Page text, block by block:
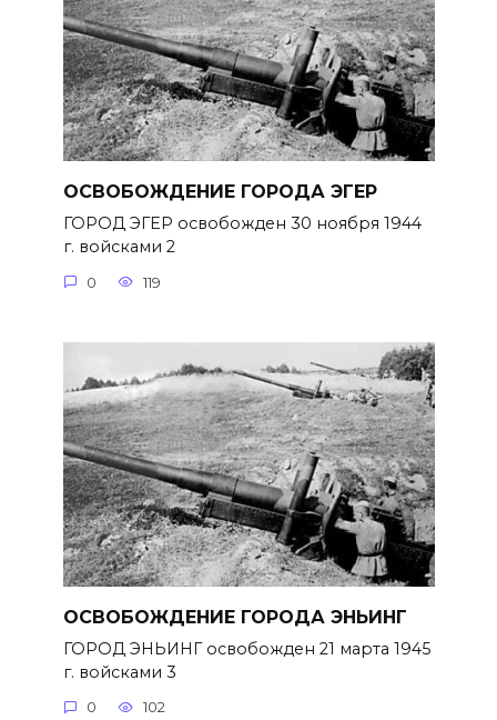
ОСВОБОЖДЕНИЕ ГОРОДА ЭГЕР
ГОРОД ЭГЕР освобожден 30 ноября 1944
г. войсками 2
0 119
ОСВОБОЖДЕНИЕ ГОРОДА ЭНЬИНГ
ГОРОД ЭНЬИНГ освобожден 21 марта 1945
г. войсками 3
0 102